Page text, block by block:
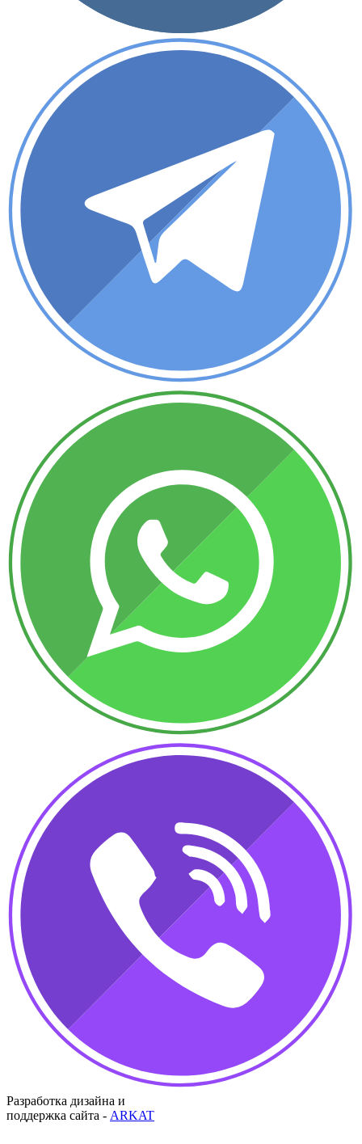
Разработка дизайна и
поддержка сайта - ARKAT